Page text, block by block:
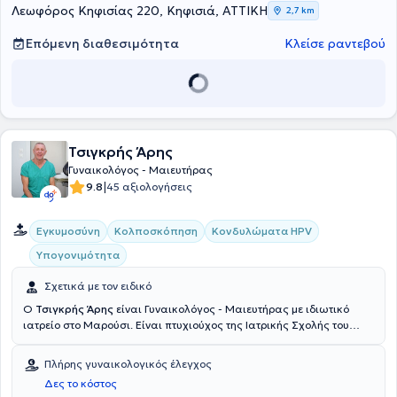
προσφέρει πλήθος υπηρεσιών, εξατομικευμένες για τις ανάγκες
Λεωφόρος Κηφισίας 220, Κηφισιά, ΑΤΤΙΚΗ 2,7 km
Επόμενη διαθεσιμότητα Κλείσε ραντεβού
Τσιγκρής Άρης
Γυναικολόγος - Μαιευτήρας
9.8|45 αξιολογήσεις
Εγκυμοσύνη Κολποσκόπηση
Κονδυλώματα HPV
Υπογονιμότητα
Σχετικά με τον ειδικό
Ο Τσιγκρής Άρης είναι Γυναικολόγος - Μαιευτήρας με ιδιωτικό
ιατρείο στο Μαρούσι. Είναι πτυχιούχος της Ιατρικής Σχολής του
εξειδικευτεί στη Μαιευτική - Χειρουργική Γυναικολογία στη
Γυναικολογική Κλινική του Πανεπιστημιακού Νοσοκομείου Πατρών.
Είναι Επιστημονικός Συνεργάτης του Μαιευτηρίου "Ιασώ" με συνεχή
Πλήρης γυναικολογικός έλεγχος
Δες το κόστος